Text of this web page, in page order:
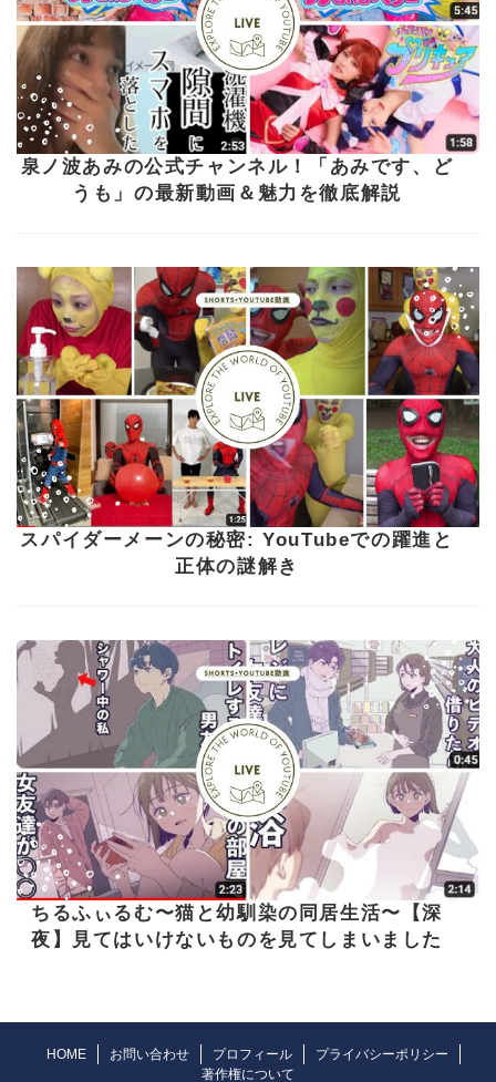
泉ノ波あみの公式チャンネル！「あみです、ど
うも」の最新動画＆魅力を徹底解説
スパイダーメーンの秘密: YouTubeでの躍進と
正体の謎解き
ちるふぃるむ〜猫と幼馴染の同居生活〜【深
夜】見てはいけないものを見てしまいました
HOME お問い合わせ プロフィール
プライバシーポリシー
著作権について